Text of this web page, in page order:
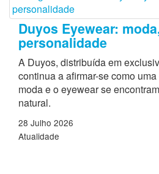
Duyos Eyewear:
personalidade
A Duyos, distribuída em
continua a afirmar-se como
moda e o eyewear se
natural.
28 Julho 2026
Atualidade